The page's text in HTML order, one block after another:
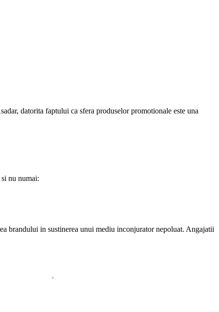
datorita faptului ca sfera produselor promotionale este una
nu numai:
brandului in sustinerea unui mediu inconjurator nepoluat. Angajatii